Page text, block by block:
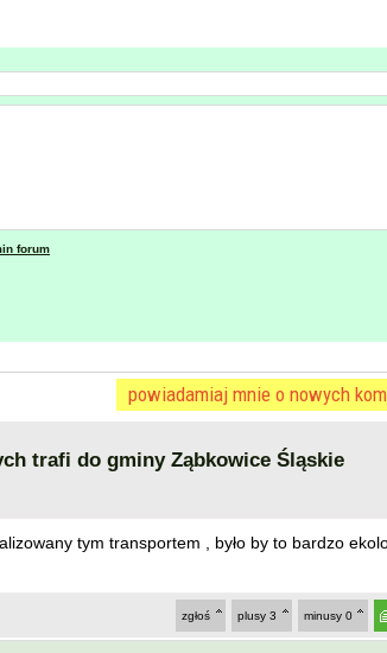
forum
powiadamiaj mnie o nowych
trafi do gminy Ząbkowice Śląskie
tym transportem , było by to bardzo
minusy 0
plusy 3
zgłoś